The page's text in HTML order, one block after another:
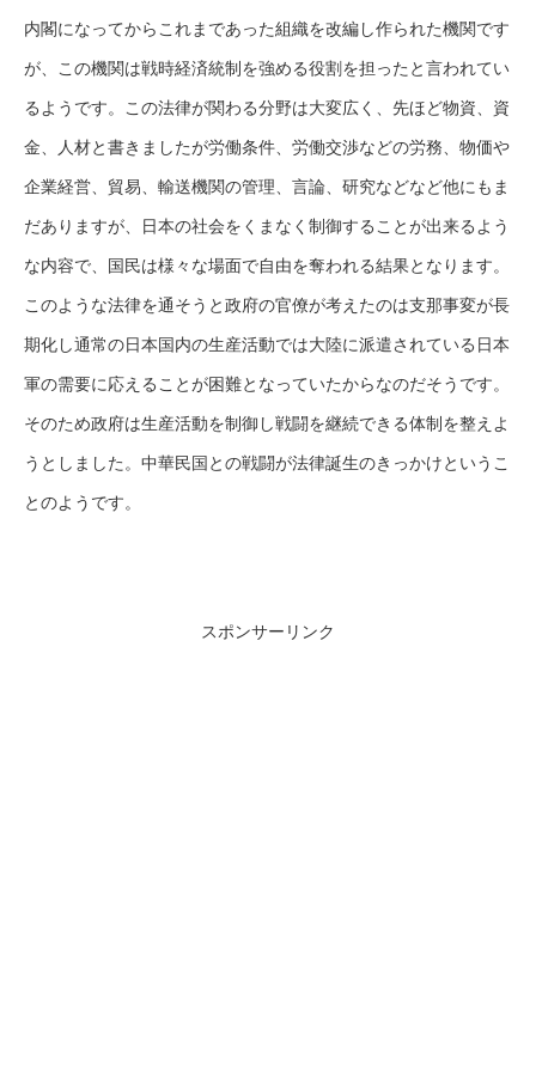
内閣になってからこれまであった組織を改編し作られた機関です
が、この機関は戦時経済統制を強める役割を担ったと言われてい
るようです。この法律が関わる分野は大変広く、先ほど物資、資
金、人材と書きましたが労働条件、労働交渉などの労務、物価や
企業経営、貿易、輸送機関の管理、言論、研究などなど他にもま
だありますが、日本の社会をくまなく制御することが出来るよう
な内容で、国民は様々な場面で自由を奪われる結果となります。
このような法律を通そうと政府の官僚が考えたのは支那事変が長
期化し通常の日本国内の生産活動では大陸に派遣されている日本
軍の需要に応えることが困難となっていたからなのだそうです。
そのため政府は生産活動を制御し戦闘を継続できる体制を整えよ
うとしました。中華民国との戦闘が法律誕生のきっかけというこ
とのようです。
スポンサーリンク